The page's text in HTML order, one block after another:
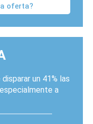
oferta?
un 41% las
a